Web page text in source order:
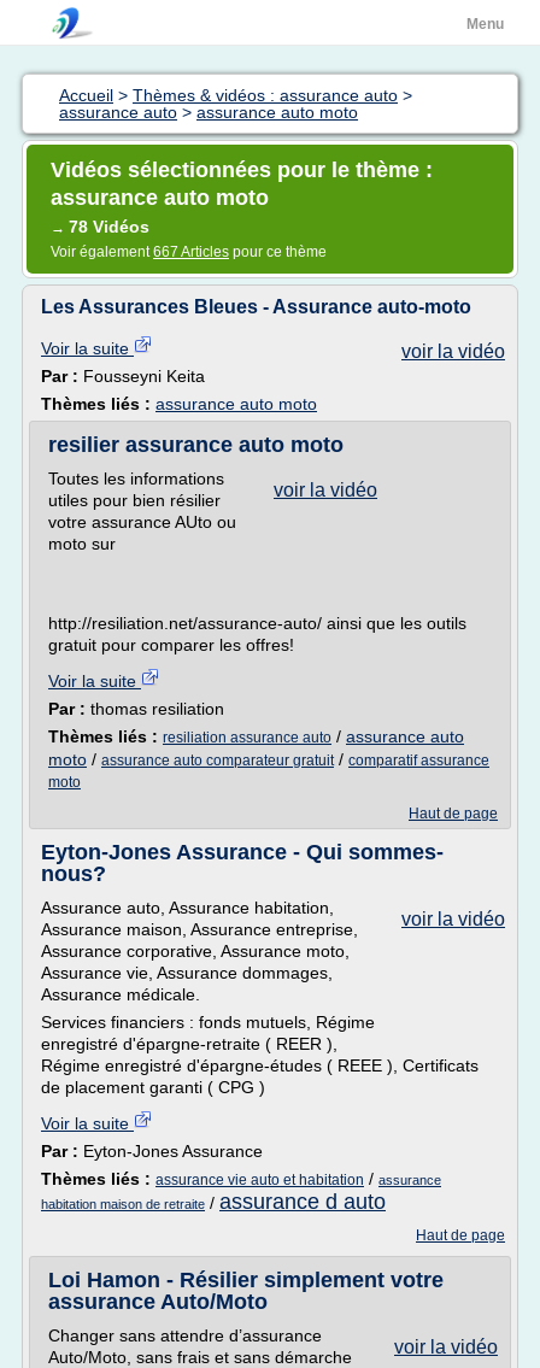
Menu
Accueil > Thèmes & vidéos : assurance auto >
assurance auto > assurance auto moto
Vidéos sélectionnées pour le thème :
assurance auto moto
→ 78 Vidéos
Voir également667 Articles pour ce thème
Les Assurances Bleues - Assurance auto-moto
voir la vidéo
Voir la suite
Par : Fousseyni Keita
Thèmes liés : assurance auto moto
resilier assurance auto moto
voir la vidéo
Toutes les informations
utiles pour bien résilier
votre assurance AUto ou
moto sur
http://resiliation.net/assurance-auto/ ainsi que les outils
gratuit pour comparer les offres!
Voir la suite
Par : thomas resiliation
Thèmes liés : resiliation assurance auto / assurance auto
moto / assurance auto comparateur gratuit/ comparatif assurance
moto
Haut de page
Eyton-Jones Assurance - Qui sommes-
nous?
voir la vidéo
Assurance auto, Assurance habitation,
Assurance maison, Assurance entreprise,
Assurance corporative, Assurance moto,
Assurance vie, Assurance dommages,
Assurance médicale.
Services financiers : fonds mutuels, Régime
enregistré d'épargne-retraite ( REER ),
Régime enregistré d'épargne-études ( REEE ), Certificats
de placement garanti ( CPG )
Voir la suite
Par : Eyton-Jones Assurance
Thèmes liés : assurance vie auto et habitation / assurance
habitation maison de retraite / assurance d auto
Haut de page
Loi Hamon - Résilier simplement votre
assurance Auto/Moto
voir la vidéo
Changer sans attendre d’assurance
Auto/Moto, sans frais et sans démarche